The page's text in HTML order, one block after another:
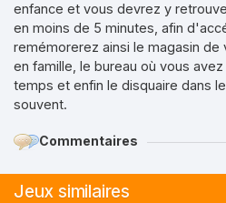
enfance et vous devrez y
en moins de 5 minutes, afin
remémorerez ainsi le magasin de
en famille, le bureau où vous
temps et enfin le disquaire dans
souvent.
Commentaires
Jeux similaires